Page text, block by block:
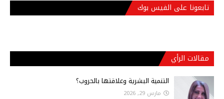
تابعونا على الفيس بوك
مقالات الرأي
التنمية البشرية وعلاقتها بالحروب؟
مارس 29, 2026